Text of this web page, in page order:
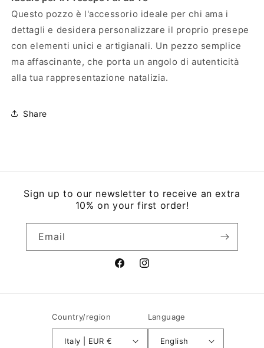
Questo pozzo è l'accessorio ideale per chi ama i
dettagli e desidera personalizzare il proprio presepe
con elementi unici e artigianali. Un pezzo semplice
ma affascinante, che porta un angolo di autenticità
alla tua rappresentazione natalizia.
Share
Sign up to our newsletter to receive an extra
10% on your first order!
Email
FacebookInstagram
Country/region
Italy | EUR €
Language
English